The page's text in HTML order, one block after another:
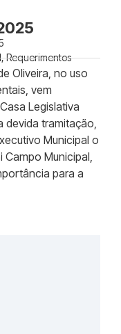
,Requerimentos
Oliveira, no uso
vem
Legislativa
devida tramitação,
Municipal o
Campo Municipal,
para a